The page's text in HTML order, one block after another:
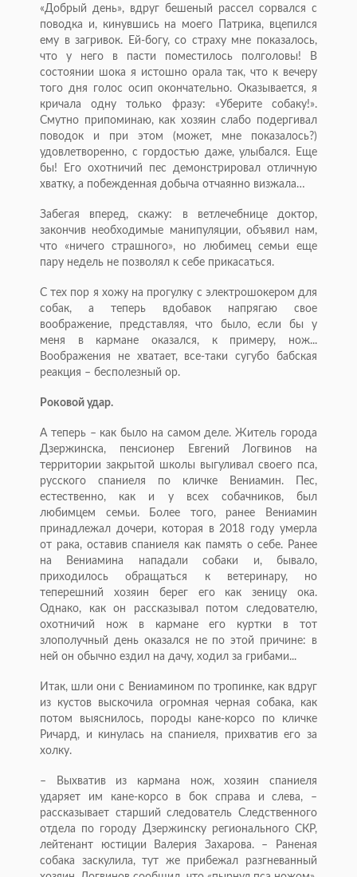
«Добрый день», вдруг бешеный рассел сорвался с
поводка и, кинувшись на моего Патрика, вцепился
ему в загривок. Ей-богу, со страху мне показалось,
что у него в пасти поместилось полголовы! В
состоянии шока я истошно орала так, что к вечеру
того дня голос осип окончательно. Оказывается, я
кричала одну только фразу: «Уберите собаку!».
Смутно припоминаю, как хозяин слабо подергивал
поводок и при этом (может, мне показалось?)
удовлетворенно, с гордостью даже, улыбался. Еще
бы! Его охотничий пес демонстрировал отличную
хватку, а побеж­денная добыча отчаянно визжала…
Забегая вперед, скажу: в ветлечебнице доктор,
закончив необходимые манипуляции, объявил нам,
что «ничего страшного», но любимец семьи еще
пару недель не позволял к себе прикасаться.
С тех пор я хожу на прогулку с электрошокером для
собак, а теперь вдобавок напрягаю свое
воображение, представляя, что было, если бы у
меня в кармане оказался, к примеру, нож...
Воображения не хватает, все-таки сугубо бабская
реакция – бесполезный ор.
Роковой удар.
А теперь – как было на самом деле. Житель города
Дзержинска, пенсионер Евгений Логвинов на
территории закрытой школы выгуливал своего пса,
русского спаниеля по кличке Вениамин. Пес,
естественно, как и у всех собачников, был
любимцем семьи. Более того, ранее Вениамин
принадлежал дочери, которая в 2018 году умерла
от рака, оставив спаниеля как память о себе. Ранее
на Вениамина нападали собаки и, бывало,
приходилось обращаться к ветеринару, но
теперешний хозяин берег его как зеницу ока.
Однако, как он рассказывал потом следователю,
охотничий нож в кармане его куртки в тот
злополучный день оказался не по этой причине: в
ней он обычно ездил на дачу, ходил за грибами...
Итак, шли они с Вениамином по тропинке, как вдруг
из кустов выскочила огромная черная собака, как
потом выяснилось, породы кане-корсо по кличке
Ричард, и кинулась на спаниеля, прихватив его за
холку.
– Выхватив из кармана нож, хозяин спаниеля
ударяет им кане-корсо в бок справа и слева, –
рассказывает старший следователь Следственного
отдела по городу Дзержинску регионального СКР,
лейтенант юстиции Валерия Захарова. – Раненая
собака заскулила, тут же прибежал разгневанный